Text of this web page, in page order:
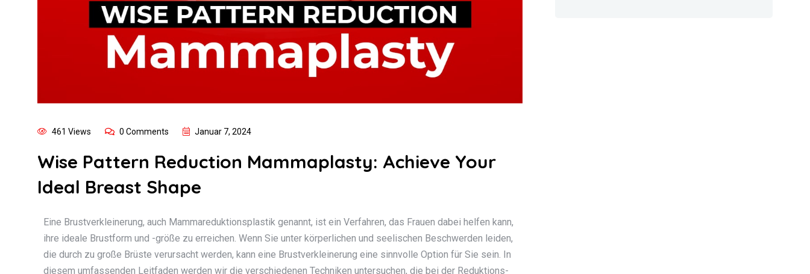
461 Views 0 Comments Januar 7, 2024
Wise Pattern Reduction Mammaplasty: Achieve Your
Ideal Breast Shape
Eine Brustverkleinerung, auch Mammareduktionsplastik genannt, ist ein Verfahren, das Frauen dabei helfen kann,
ihre ideale Brustform und -größe zu erreichen. Wenn Sie unter körperlichen und seelischen Beschwerden leiden,
die durch zu große Brüste verursacht werden, kann eine Brustverkleinerung eine sinnvolle Option für Sie sein. In
diesem umfassenden Leitfaden werden wir die verschiedenen Techniken untersuchen, die bei der Reduktions-